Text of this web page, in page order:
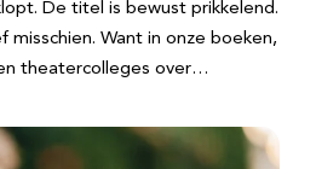
De titel is bewust prikkelend.
misschien. Want in onze boeken,
theatercolleges over…